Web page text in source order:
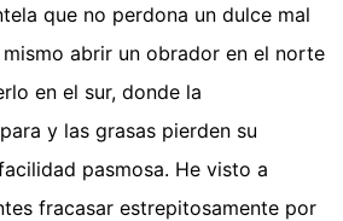
que no perdona un dulce mal
abrir un obrador en el norte
en el sur, donde la
y las grasas pierden su
pasmosa. He visto a
fracasar estrepitosamente por